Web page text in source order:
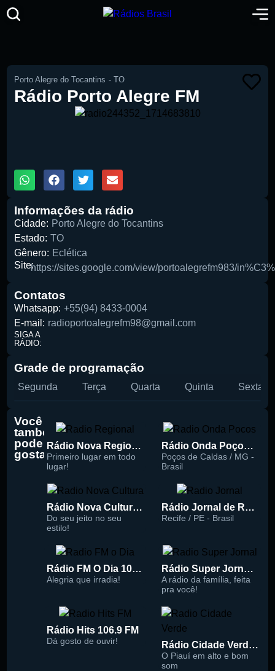
Buscar rádio
Porto Alegre do Tocantins -TO
Rádio Porto Alegre FM
Informações da rádio
Cidade: Porto Alegre do Tocantins
Estado: TO
Gênero: Eclética
Site:https://sites.google.com/view/portoalegrefm983/
Contatos
Whatsapp: +55(94) 8433-0004
E-mail: radioportoalegrefm98@gmail.com
SIGA A
RÁDIO:
Grade de programação
Segunda Terça Quarta Quinta Sexta
Você
também
pode
gostar
Rádio Nova Regional 91.5 FM
Primeiro lugar em todo
lugar!
Rádio Onda Poços 96.7 FM
Poços de Caldas / MG -
Brasil
Rádio Nova Cultura 93.1 FM
Do seu jeito no seu
estilo!
Rádio Jornal de Recife 90.3 FM
Recife / PE - Brasil
Rádio FM O Dia 100.5
Alegria que irradia!
Rádio Super Jornal 105.7 FM
A rádio da família, feita
pra você!
Rádio Hits 106.9 FM
Dá gosto de ouvir! Rádio Cidade Verde 93.5 FM
O Piauí em alto e bom
som